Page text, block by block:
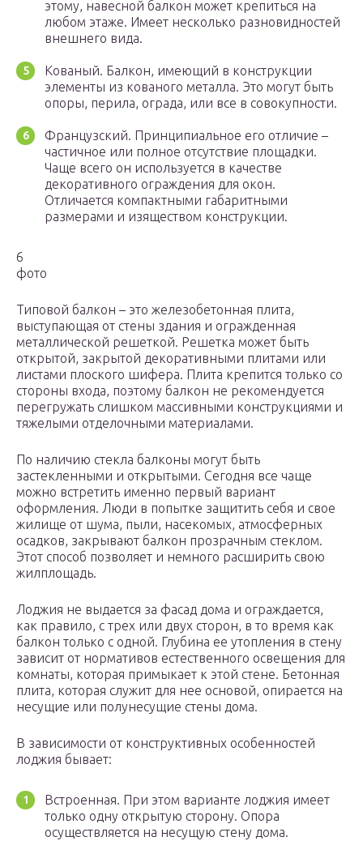
этому, навесной балкон может крепиться на
любом этаже. Имеет несколько разновидностей
внешнего вида.
Кованый. Балкон, имеющий в конструкции
элементы из кованого металла. Это могут быть
опоры, перила, ограда, или все в совокупности.
Французский. Принципиальное его отличие –
частичное или полное отсутствие площадки.
Чаще всего он используется в качестве
декоративного ограждения для окон.
Отличается компактными габаритными
размерами и изяществом конструкции.
6
фото
Типовой балкон – это железобетонная плита,
выступающая от стены здания и огражденная
металлической решеткой. Решетка может быть
открытой, закрытой декоративными плитами или
листами плоского шифера. Плита крепится только со
стороны входа, поэтому балкон не рекомендуется
перегружать слишком массивными конструкциями и
тяжелыми отделочными материалами.
По наличию стекла балконы могут быть
застекленными и открытыми. Сегодня все чаще
можно встретить именно первый вариант
оформления. Люди в попытке защитить себя и свое
жилище от шума, пыли, насекомых, атмосферных
осадков, закрывают балкон прозрачным стеклом.
Этот способ позволяет и немного расширить свою
жилплощадь.
Лоджия не выдается за фасад дома и ограждается,
как правило, с трех или двух сторон, в то время как
балкон только с одной. Глубина ее утопления в стену
зависит от нормативов естественного освещения для
комнаты, которая примыкает к этой стене. Бетонная
плита, которая служит для нее основой, опирается на
несущие или полунесущие стены дома.
В зависимости от конструктивных особенностей
лоджия бывает:
Встроенная. При этом варианте лоджия имеет
только одну открытую сторону. Опора
осуществляется на несущую стену дома.